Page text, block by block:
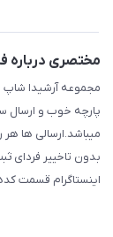
لیست محصولات
درباره ما
تماس با ما
مختصری درباره
پارچه خوب و ارسال
میباشد.ارسالی ها
بدون تاخییر
اینستاگرام قسمت